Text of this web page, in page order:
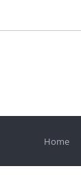
Home